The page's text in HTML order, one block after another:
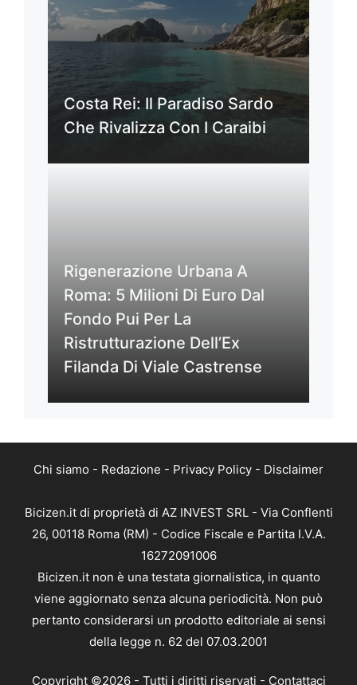
Costa Rei: Il Paradiso Sardo
Che Rivalizza Con I Caraibi
Rigenerazione Urbana A
Roma: 5 Milioni Di Euro Dal
Fondo Pui Per La
Ristrutturazione Dell’Ex
Filanda Di Viale Castrense
Chi siamo - Redazione - Privacy Policy - Disclaimer
Bicizen.it di proprietà di AZ INVEST SRL - Via Conflenti
26, 00118 Roma (RM) - Codice Fiscale e Partita I.V.A.
16272091006
Bicizen.it non è una testata giornalistica, in quanto
viene aggiornato senza alcuna periodicità. Non può
pertanto considerarsi un prodotto editoriale ai sensi
della legge n. 62 del 07.03.2001
Copyright ©2026 - Tutti i diritti riservati - Contattaci